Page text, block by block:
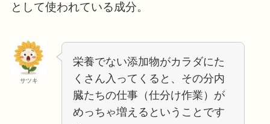
として使われている成分。
サツキ
栄養でない添加物がカラダにた
くさん入ってくると、その分内
臓たちの仕事（仕分け作業）が
めっちゃ増えるということです